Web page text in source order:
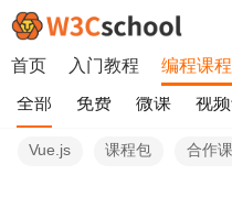
首页 入门教程 编程课程
全部 免费 微课 视
Vue.js 课程包 合作